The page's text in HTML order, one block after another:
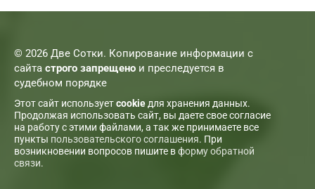
© 2026 Две Сотки. Копирование информации с
сайта строго запрещено и преследуется в
судебном порядке
Этот сайт используетcookieдля хранения данных.
Продолжая использовать сайт, вы даете свое согласие
на работу с этими файлами, а так же принимаете все
пункты пользовательского соглашения. При
возникновении вопросов пишите вформу обратной
связи.